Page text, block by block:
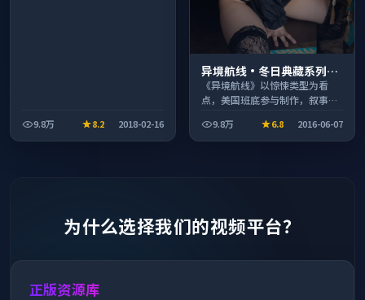
9.8万 8.2 2018-02-16
异境航线·冬日典藏系列温
情叙事引人入胜
《异境航线》以惊悚类型为看
点，美国班底参与制作，叙事完
看。9.8万 6.8 2016-06-07
为什么选择我们的视频平台？
正版资源库